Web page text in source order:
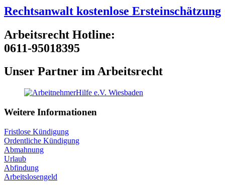
Rechtsanwalt kostenlose Ersteinschätzung
Arbeitsrecht Hotline:
0611-95018395
Unser Partner im Arbeitsrecht
Weitere Informationen
Fristlose Kündigung
Ordentliche Kündigung
Abmahnung
Urlaub
Abfindung
Arbeitslosengeld